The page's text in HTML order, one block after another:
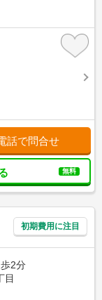
話で問合せ
無料
初期費用に注目
2分
目